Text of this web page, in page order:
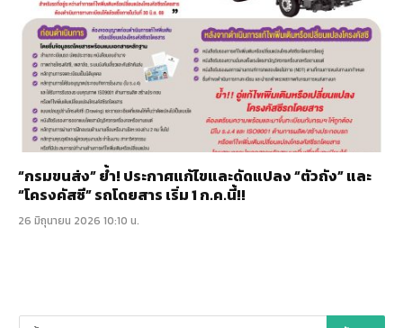
“กรมขนส่ง” ย้ำ! ประกาศแก้ไขและดัดแปลง “ตัวถัง” และ
“โครงคัสซี” รถโดยสาร เริ่ม 1 ก.ค.นี้!!
26 มิถุนายน 2026 10:10 น.